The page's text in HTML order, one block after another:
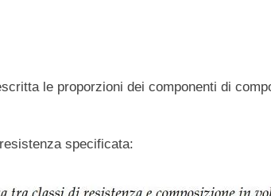
le proporzioni dei componenti di
specificata: